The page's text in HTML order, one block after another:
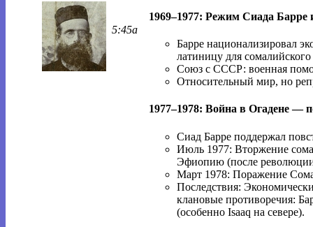
5:45a
1969–1977: Режим Сиада Барре
Барре национализировал
латиницу для сомалийского
Союз с СССР: военная
Относительный мир, но
1977–1978: Война в Огадене —
Сиад Барре поддержал
Июль 1977: Вторжение
Эфиопию (после
Март 1978: Поражение
Последствия:
клановые противоречия:
(особенно Isaaq на севере).